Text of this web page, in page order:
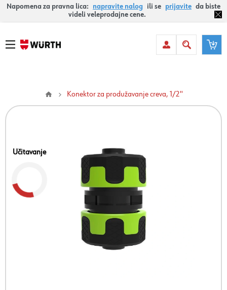
Napomena za pravna lica: napravite nalog ili se prijavite da biste
videli veleprodajne cene.
Konektor za produžavanje creva, 1/2''
Učitavanje